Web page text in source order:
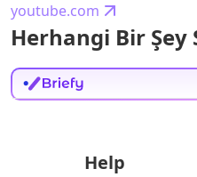
youtube.com
Herhangi Bir Şey
Help